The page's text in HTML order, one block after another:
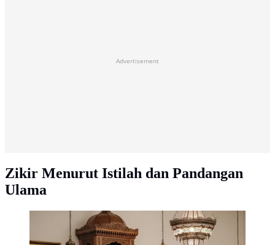
Advertisement
Zikir Menurut Istilah dan Pandangan
Ulama